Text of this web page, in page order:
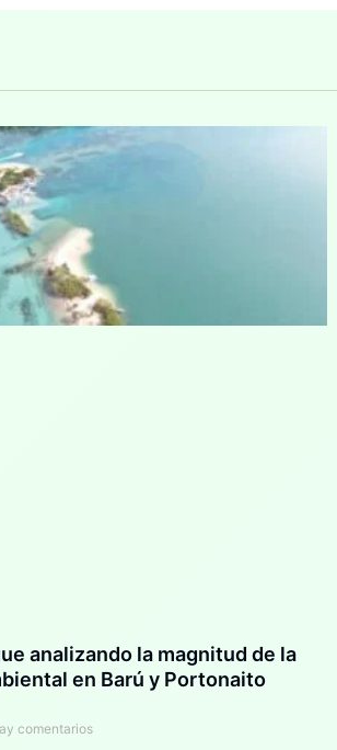
analizando la magnitud de la
en Barú y Portonaito
comentarios